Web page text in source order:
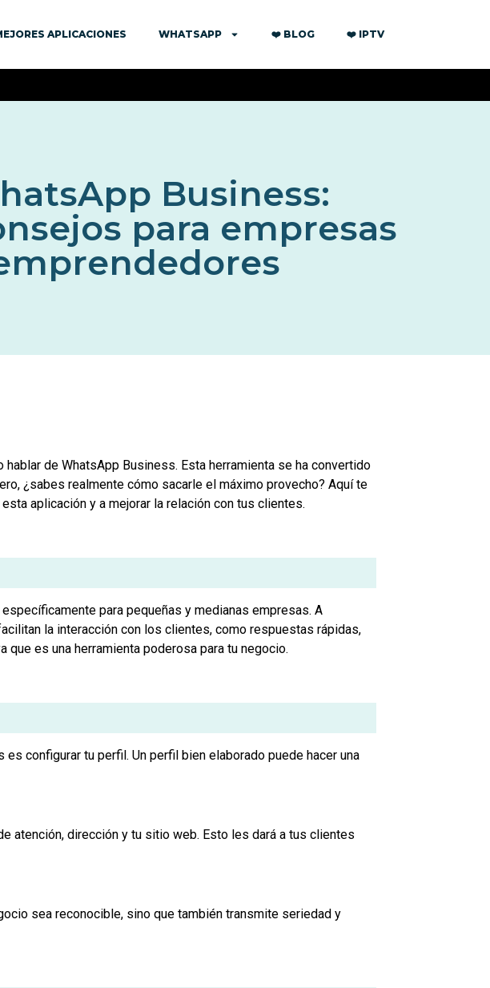
APLICACIONES WHATSAPP ❤️ BLOG ❤️ IPTV
Business:
para empresas
de WhatsApp Business. Esta herramienta se ha convertido
¿sabes realmente cómo sacarle el máximo provecho? Aquí te
aplicación y a mejorar la relación con tus clientes.
para pequeñas y medianas empresas. A
la interacción con los clientes, como respuestas rápidas,
es una herramienta poderosa para tu negocio.
configurar tu perfil. Un perfil bien elaborado puede hacer una
atención, dirección y tu sitio web. Esto les dará a tus clientes
sea reconocible, sino que también transmite seriedad y